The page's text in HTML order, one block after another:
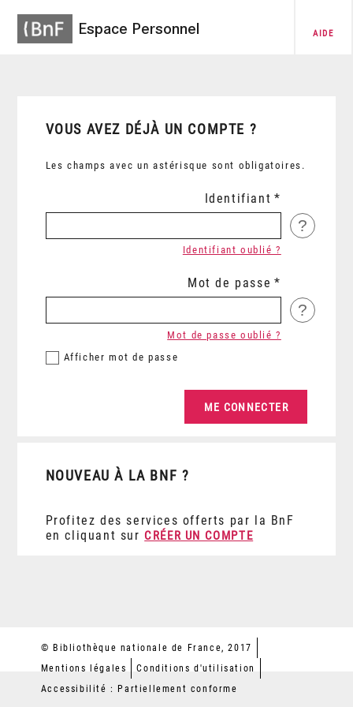
Espace Personnel AIDE
VOUS AVEZ DÉJÀ UN COMPTE ?
Les champs avec un astérisque sont obligatoires.
Identifiant
?
Identifiant oublié ?
Mot de passe
?
Afficher mot de passe
Mot de passe oublié ?
NOUVEAU À LA BNF ?
Profitez des services offerts par la BnF
en cliquant sur CRÉER UN COMPTE
© Bibliothèque nationale de France, 2017
Mentions légales
Conditions d'utilisation
Accessibilité : Partiellement conforme